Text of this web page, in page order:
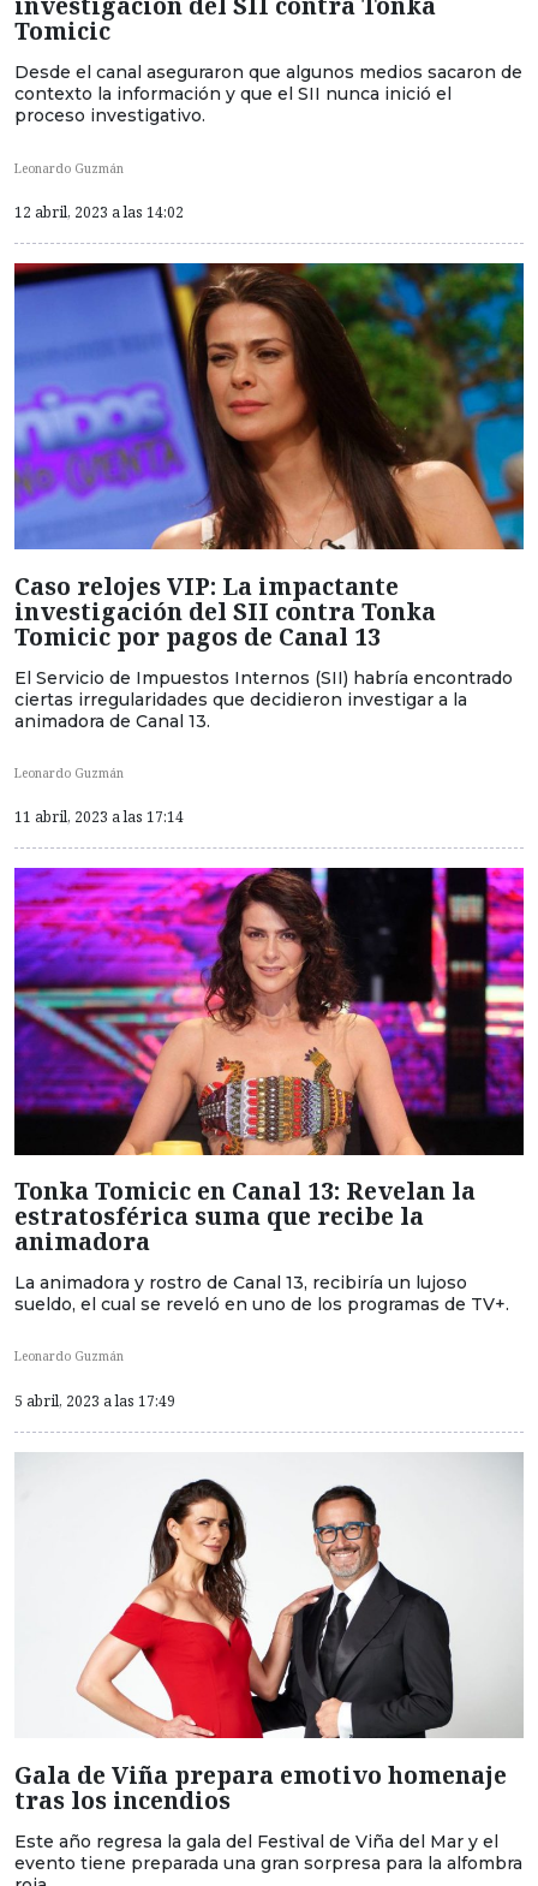
Tomicic
Desde el canal aseguraron que algunos medios sacaron de
contexto la información y que el SII nunca inició el
proceso investigativo.
Leonardo Guzmán
12 abril, 2023 a las 14:02
Caso relojes VIP: La impactante
investigación del SII contra Tonka
Tomicic por pagos de Canal 13
El Servicio de Impuestos Internos (SII) habría encontrado
ciertas irregularidades que decidieron investigar a la
animadora de Canal 13.
Leonardo Guzmán
11 abril, 2023 a las 17:14
Tonka Tomicic en Canal 13: Revelan la
estratosférica suma que recibe la
animadora
La animadora y rostro de Canal 13, recibiría un lujoso
sueldo, el cual se reveló en uno de los programas de TV+.
Leonardo Guzmán
5 abril, 2023 a las 17:49
Gala de Viña prepara emotivo homenaje
tras los incendios
Este año regresa la gala del Festival de Viña del Mar y el
evento tiene preparada una gran sorpresa para la alfombra